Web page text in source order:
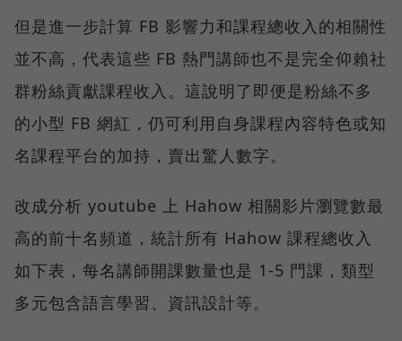
但是進一步計算 FB 影響力和課程總收入的相關性
並不高，代表這些 FB 熱門講師也不是完全仰賴社
群粉絲貢獻課程收入。這說明了即便是粉絲不多
的小型 FB 網紅，仍可利用自身課程內容特色或知
名課程平台的加持，賣出驚人數字。
改成分析 youtube 上 Hahow 相關影片瀏覽數最
高的前十名頻道，統計所有 Hahow 課程總收入
如下表，每名講師開課數量也是 1-5 門課，類型
多元包含語言學習、資訊設計等。